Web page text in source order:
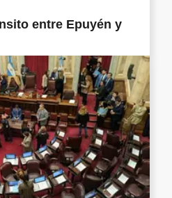
entre Epuyén y